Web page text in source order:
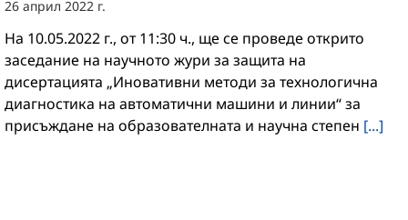
26 април 2022 г.
На 10.05.2022 г., от 11:30 ч., ще се проведе открито
заседание на научното жури за защита на
дисертацията „Иновативни методи за технологична
диагностика на автоматични машини и линии“ за
присъждане на образователната и научна степен [...]